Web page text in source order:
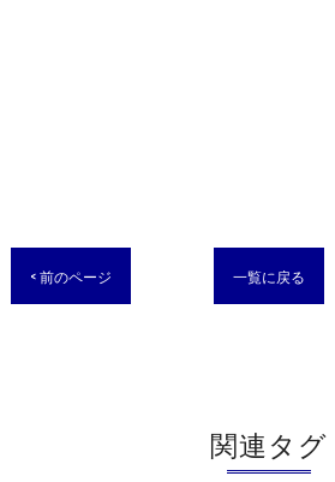
< 前のページ 一覧に戻る
関連タグ